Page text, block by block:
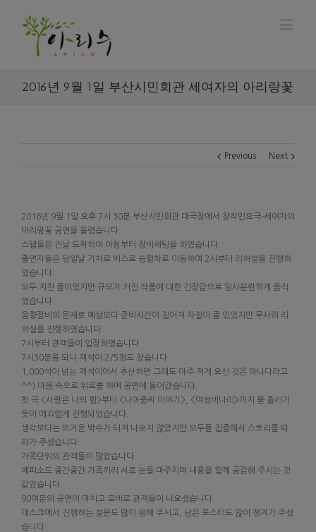
2016년 9월 1일 부산시민회관 세여자의 아리랑꽃
Previous Next
2016년 9월 1일 오후 7시 30분 부산시민회관 대극장에서 창작민요극-세여자의
아리랑꽃 공연을 올렸습니다.
스텝들은 전날 도착하여 아침부터 장비세팅을 하였습니다.
출연자들은 당일날 기차로 버스로 승합차로 이동하여 2시부터 리허설을 진행하
였습니다.
모두 지친 몸이었지만 규모가 커진 작품에 대한 긴장감으로 일사분란하게 움직
였습니다.
음향장비의 문제로 예상보다 준비시간이 길어져 차질이 좀 있었지만 무사히 리
허설을 진행하였습니다.
7시부터 관객들이 입장하였습니다.
7시30분쯤 되니 객석이 2/5정도 찼습니다.
1,000석이 넘는 객석이어서 추산하면 그래도 아주 적게 오신 것은 아니다라고
^^) 마음 속으로 위로를 하며 공연에 들어갔습니다.
첫 곡 <사랑은 나의 힘>부터 <나아줌씨 이야기>, <여성비나리>까지 물 흘러가
듯이 매끄럽게 진행되었습니다.
생각보다는 뜨거운 박수가 터져 나오지 않았지만 모두들 집중해서 스토리를 따
라가 주셨습니다.
가족단위의 관객들이 많았습니다.
에피소드 중간중간 가족끼리 서로 눈을 마주치며 내용을 함께 공감해 주시는 것
같았습니다.
90여분의 공연이 마치고 로비로 관객들이 나오셨습니다.
데스크에서 진행하는 설문도 많이 응해 주시고, 남은 포스터도 많이 챙겨가 주셨
습니다.